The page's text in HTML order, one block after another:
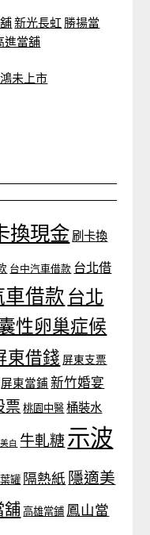
新光長虹 勝揚當
進當舖
未上市
換現金 刷卡換
台中汽車借款 台北借
車借款 台北
性卵巢症候
東借錢 屏東支票
屏東當鋪 新竹婚宴
票 桃園中醫 桶裝水
白 牛軋糖示波
罐 隔熱紙 隱適美
舖 高雄當鋪 鳳山當